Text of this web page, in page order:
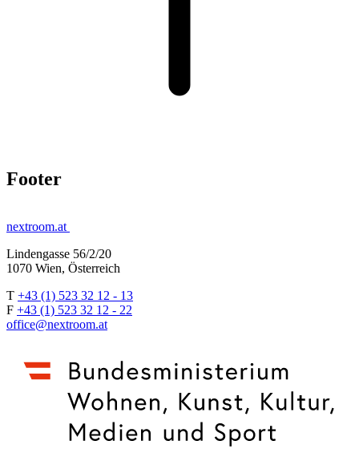
Footer
nextroom.at
Lindengasse 56/2/20
1070 Wien, Österreich
T +43 (1) 523 32 12 - 13
F +43 (1) 523 32 12 - 22
office@nextroom.at